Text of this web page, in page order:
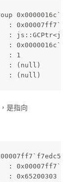
:
:
:
: 1
: (null)
: (null)
，是指向
:
: 0x65200303